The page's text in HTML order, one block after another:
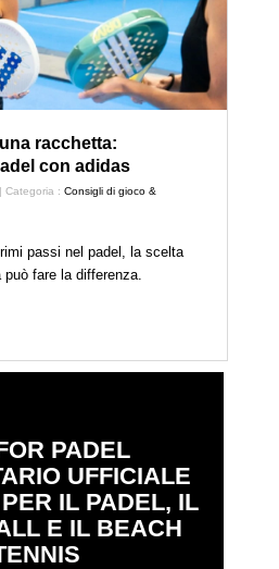
racchetta:
con adidas
Categoria :Consigli di gioco &
passi nel padel, la scelta
fare la differenza.
PADEL
UFFICIALE
IL PADEL, IL
E IL BEACH